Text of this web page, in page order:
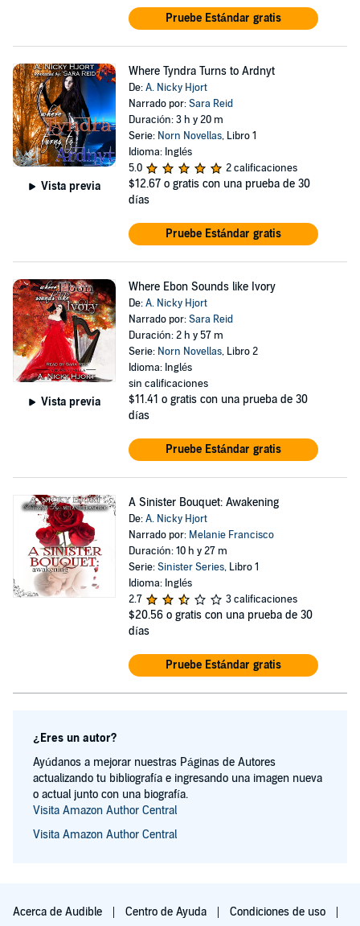
Pruebe Estándar gratis
Vista previa
Where Tyndra Turns to Ardnyt
De:A. Nicky Hjort
Narrado por:Sara Reid
Duración: 3 h y 20 m
Serie: Norn Novellas, Libro 1
Idioma: Inglés
5.0
2 calificaciones
$12.67 o gratis con una prueba de 30
días
Pruebe Estándar gratis
Vista previa
Where Ebon Sounds like Ivory
De:A. Nicky Hjort
Narrado por:Sara Reid
Duración: 2 h y 57 m
Serie: Norn Novellas, Libro 2
Idioma: Inglés
sin calificaciones
$11.41 o gratis con una prueba de 30
días
Pruebe Estándar gratis
A Sinister Bouquet: Awakening
De:A. Nicky Hjort
Narrado por: Melanie Francisco
Duración: 10 h y 27 m
Serie:Sinister Series, Libro 1
Idioma: Inglés
2.7
3 calificaciones
$20.56 o gratis con una prueba de 30
días
Pruebe Estándar gratis
¿Eres un autor?
Ayúdanos a mejorar nuestras Páginas de Autores
actualizando tu bibliografía e ingresando una imagen nueva
o actual junto con una biografía.
Visita Amazon Author Central
Visita Amazon Author Central
Acerca de Audible Centro de Ayuda Condiciones de uso